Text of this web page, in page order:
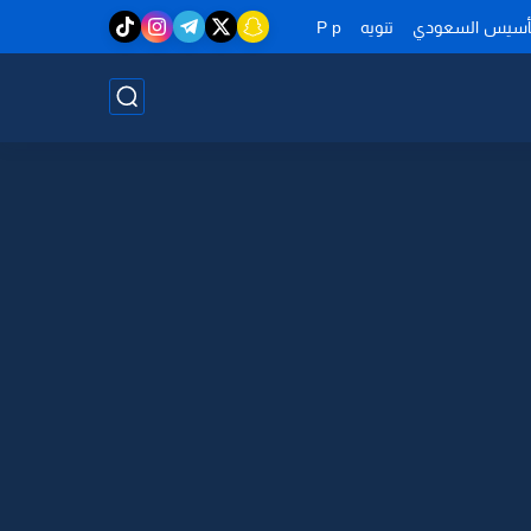
السعودي تنويه P p